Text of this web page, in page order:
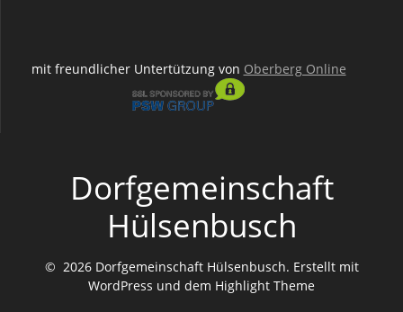
mit freundlicher Untertützung von Oberberg Online
Dorfgemeinschaft
Hülsenbusch
© 2026 Dorfgemeinschaft Hülsenbusch. Erstellt mit
WordPress und dem Highlight Theme